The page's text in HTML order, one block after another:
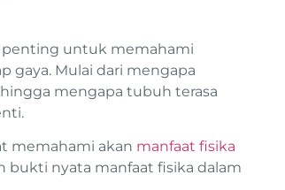
penting untuk memahami
gaya. Mulai dari mengapa
mengapa tubuh terasa
memahami akan manfaat fisika
bukti nyata manfaat fisika dalam